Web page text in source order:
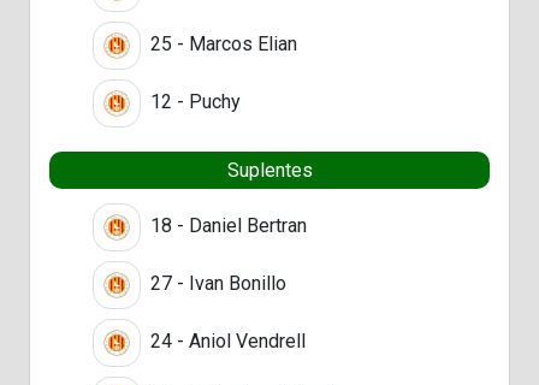
25 - Marcos Elian
12 - Puchy
Suplentes
18 - Daniel Bertran
27 - Ivan Bonillo
24 - Aniol Vendrell